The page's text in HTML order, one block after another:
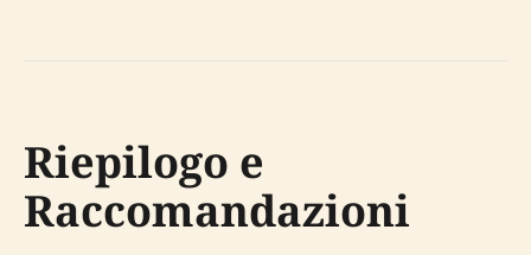
Riepilogo e
Raccomandazioni